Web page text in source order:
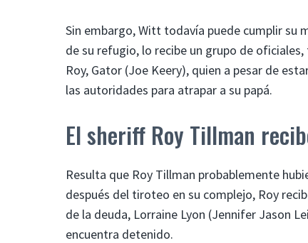
Sin embargo, Witt todavía puede cumplir su
de su refugio, lo recibe un grupo de
Roy, Gator (Joe Keery), quien a pesar de
las autoridades para atrapar a su papá.
El sheriff Roy Tillman
Resulta que Roy Tillman probablemente
después del tiroteo en su complejo, Roy
de la deuda, Lorraine Lyon (Jennifer Jason
encuentra detenido.